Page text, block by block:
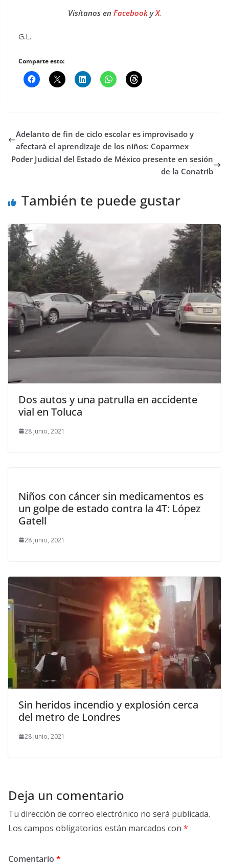
Visítanos en FacebookyX.
G.L.
Comparte esto:
Adelanto de fin de ciclo escolar es improvisado y
afectará el aprendizaje de los niños: Coparmex
Poder Judicial del Estado de México presente en sesión
de la Conatrib
También te puede gustar
Dos autos y una patrulla en accidente
vial en Toluca
28 junio, 2021
Niños con cáncer sin medicamentos es
un golpe de estado contra la 4T: López
Gatell
28 junio, 2021
Sin heridos incendio y explosión cerca
del metro de Londres
28 junio, 2021
Deja un comentario
Tu dirección de correo electrónico no será publicada.
Los campos obligatorios están marcados con *
Comentario *